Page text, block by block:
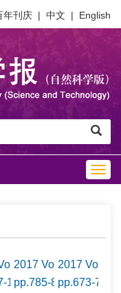
年刊庆 | 中文 | English
No.9
1008
2017 Vol.57 No.8
pp.785-896
2017 Vol.57
pp.673-784